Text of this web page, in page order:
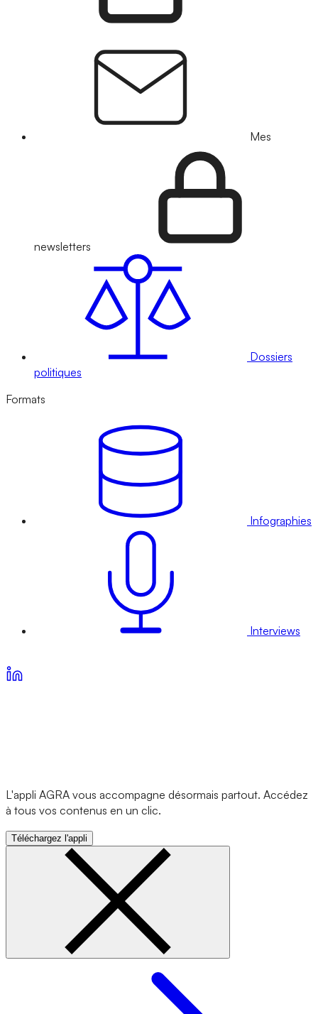
Mes
newsletters
Dossiers
politiques
Formats
Infographies
Interviews
L'appli AGRA vous accompagne désormais partout. Accédez
à tous vos contenus en un clic.
Téléchargez l'appli